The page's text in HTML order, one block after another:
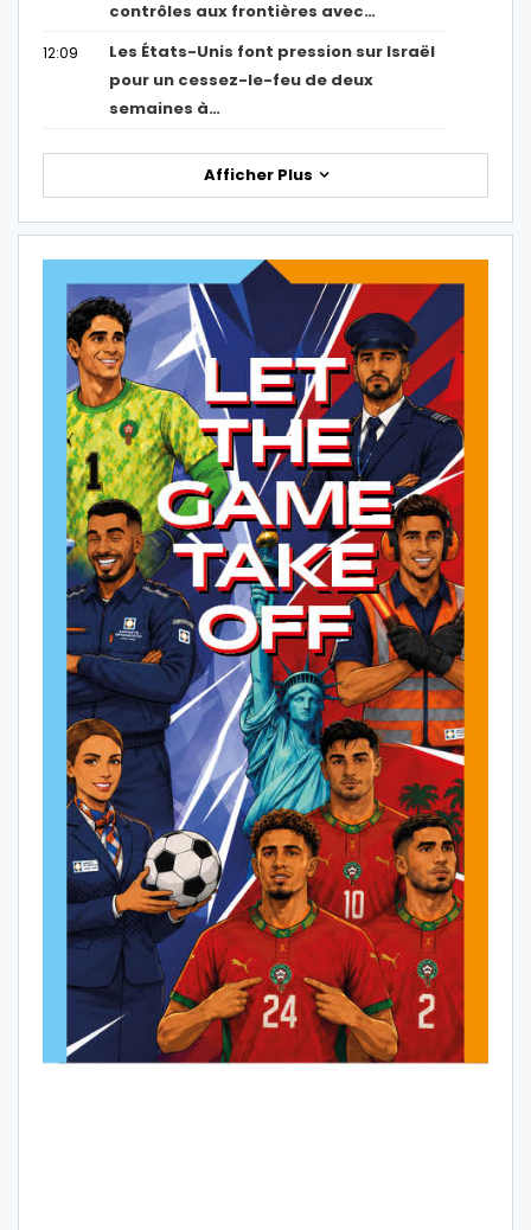
contrôles aux frontières avec…
12:09
Les États-Unis font pression sur Israël
pour un cessez-le-feu de deux
semaines à…
Afficher Plus